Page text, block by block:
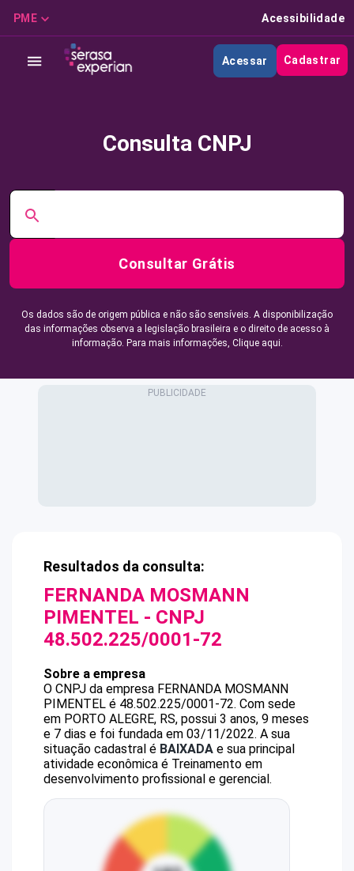
PME Acessibilidade
Acessar Cadastrar
Consulta CNPJ
Consultar Grátis
Os dados são de origem pública e não são sensíveis. A disponibilização
das informações observa a legislação brasileira e o direito de acesso à
informação. Para mais informações, Clique aqui.
Resultados da consulta:
FERNANDA MOSMANN
PIMENTEL - CNPJ
48.502.225/0001-72
Sobre a empresa
O CNPJ da empresa FERNANDA MOSMANN
PIMENTEL é 48.502.225/0001-72. Com sede
em PORTO ALEGRE, RS, possui 3 anos, 9 meses
e 7 dias e foi fundada em 03/11/2022. A sua
situação cadastral é BAIXADA e sua principal
atividade econômica é Treinamento em
desenvolvimento profissional e gerencial.